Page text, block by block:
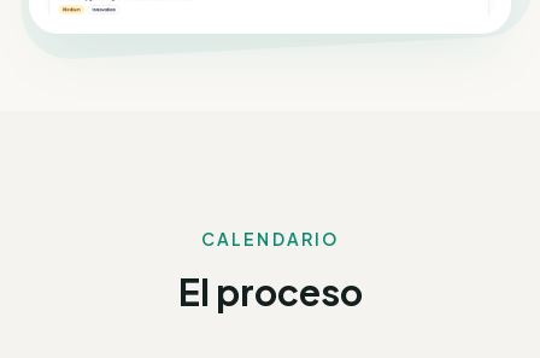
CALENDARIO
El proceso